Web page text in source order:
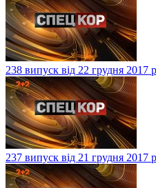
238 випуск від 22 грудня 2017
237 випуск від 21 грудня 2017